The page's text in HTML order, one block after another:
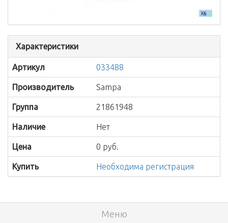
Характеристики
Артикул 033488
Производитель Sampa
Группа 21861948
Наличие Нет
Цена 0 руб.
Купить Необходима регистрация
Меню